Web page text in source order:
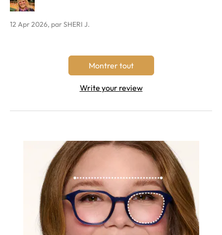
12 Apr 2026, par SHERI J.
Montrer tout
Write your review